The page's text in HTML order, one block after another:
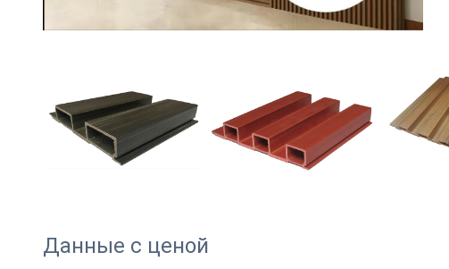
Данные с ценой